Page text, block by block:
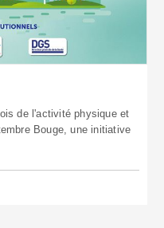
de l'activité physique et
Bouge, une initiative